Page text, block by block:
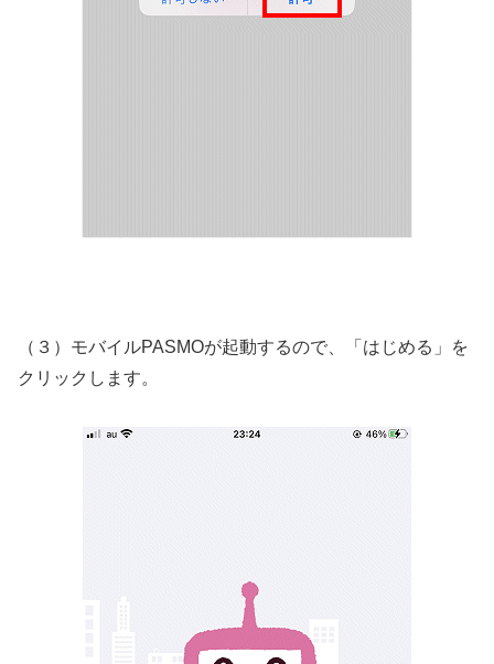
（３）モバイルPASMOが起動するので、「はじめる」を
クリックします。